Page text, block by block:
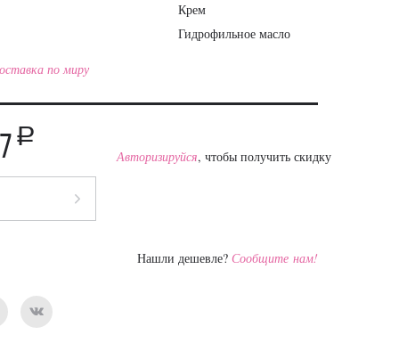
Крем
Гидрофильное масло
по миру
a
Авторизируйся, чтобы получить скидку
Нашли дешевле? Сообщите нам!